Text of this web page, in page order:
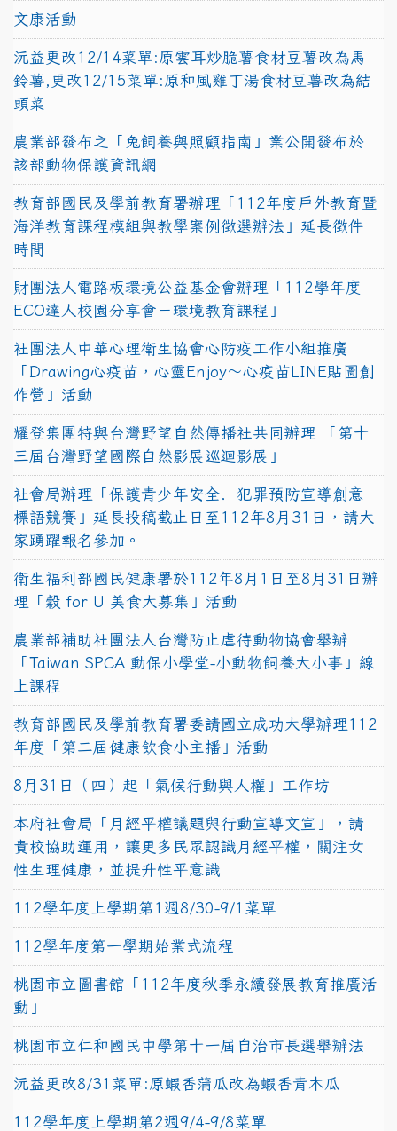
文康活動
沅益更改12/14菜單:原雲耳炒脆薯食材豆薯改為馬
鈴薯,更改12/15菜單:原和風雞丁湯食材豆薯改為結
頭菜
農業部發布之「兔飼養與照顧指南」業公開發布於
該部動物保護資訊網
教育部國民及學前教育署辦理「112年度戶外教育暨
海洋教育課程模組與教學案例徵選辦法」延長徵件
時間
財團法人電路板環境公益基金會辦理「112學年度
ECO達人校園分享會－環境教育課程」
社團法人中華心理衛生協會心防疫工作小組推廣
「Drawing心疫苗，心靈Enjoy〜心疫苗LINE貼圖創
作營」活動
耀登集團特與台灣野望自然傳播社共同辦理 「第十
三屆台灣野望國際自然影展巡迴影展」
社會局辦理「保護青少年安全．犯罪預防宣導創意
標語競賽」延長投稿截止日至112年8月31日，請大
家踴躍報名參加。
衛生福利部國民健康署於112年8月1日至8月31日辦
理「穀 for U 美食大募集」活動
農業部補助社團法人台灣防止虐待動物協會舉辦
「Taiwan SPCA 動保小學堂-小動物飼養大小事」線
上課程
教育部國民及學前教育署委請國立成功大學辦理112
年度「第二屆健康飲食小主播」活動
8月31日（四）起「氣候行動與人權」工作坊
本府社會局「月經平權議題與行動宣導文宣」，請
貴校協助運用，讓更多民眾認識月經平權，關注女
性生理健康，並提升性平意識
112學年度上學期第1週8/30-9/1菜單
112學年度第一學期始業式流程
桃園市立圖書館「112年度秋季永續發展教育推廣活
動」
桃園市立仁和國民中學第十一屆自治市長選舉辦法
沅益更改8/31菜單:原蝦香蒲瓜改為蝦香青木瓜
112學年度上學期第2週9/4-9/8菜單